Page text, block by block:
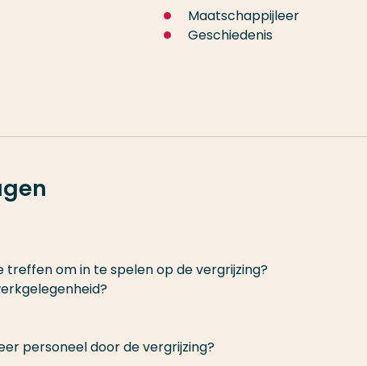
Maatschappijleer
Geschiedenis
om in te spelen op de vergrijzing?
personeel door de vergrijzing?